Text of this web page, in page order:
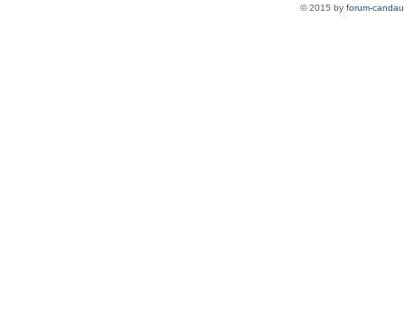
© 2015 by forum-